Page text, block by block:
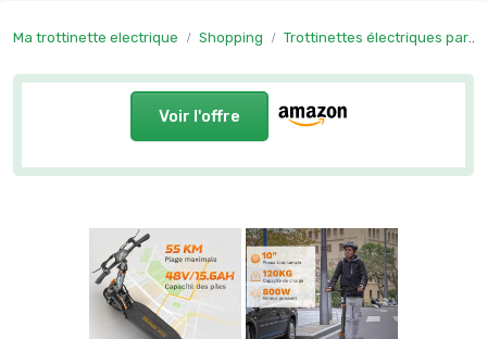
Ma trottinette electrique Shopping Trottinettes électriques par usage
Voir l'offre